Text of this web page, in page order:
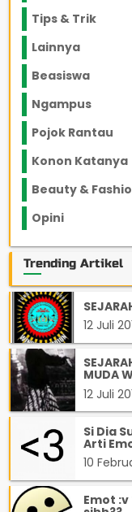
Tips & Trik
Lainnya
Beasiswa
Ngampus
Pojok Rantau
Konon Katanya
Beauty &
Opini
Trending Artikel
12 Juli
MUDA
12 Juli
Si Dia
Arti
10
Emot